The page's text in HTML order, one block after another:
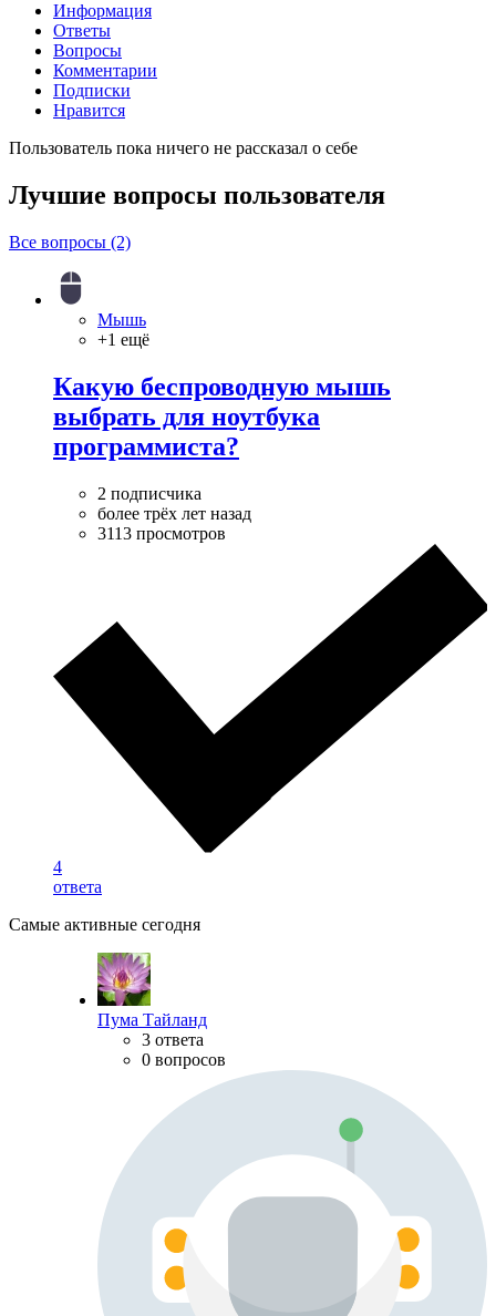
Информация
Ответы
Вопросы
Комментарии
Подписки
Нравится
Пользователь пока ничего не рассказал о себе
Лучшие вопросы пользователя
Все вопросы (2)
Мышь
+1 ещё
Какую беспроводную мышь
выбрать для ноутбука
программиста?
2 подписчика
более трёх лет назад
3113 просмотров
4
ответа
Самые активные сегодня
Пума Тайланд
3 ответа
0 вопросов